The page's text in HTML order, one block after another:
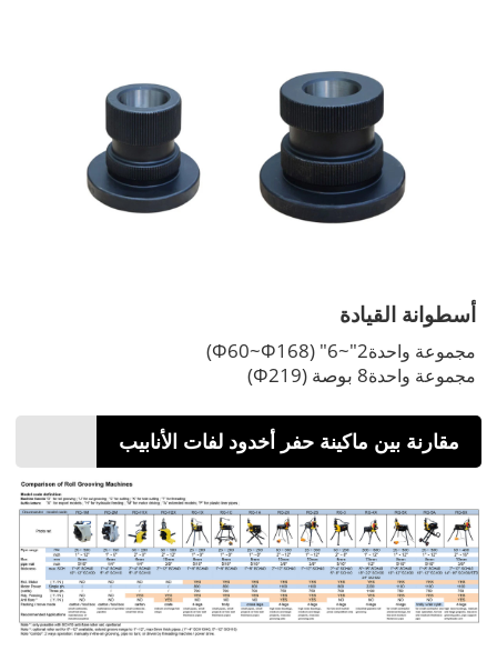
أسطوانة القيادة
مجموعة واحدة2"~6" (Φ60~Φ168)
مجموعة واحدة8 بوصة (Φ219)
مقارنة بين ماكينة حفر أخدود لفات الأنابيب